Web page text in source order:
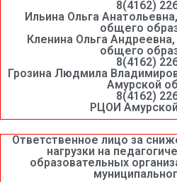
8(4162)
Ильина Ольга
общего
Кленина Ольга
общего
8(4162)
Грозина Людмила
Амурской
8(4162)
РЦОИ
Ответственное лицо за
нагрузки на
образовательных